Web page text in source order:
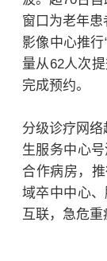
窗口为老年患
影像中心推
量从62人次
完成预约。
分级诊疗网
生服务中心
合作病房，
域卒中中心
互联，急危重